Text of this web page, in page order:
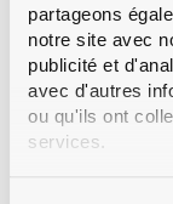
partageons
notre site avec
publicité et
avec d'autres
ou qu'ils ont
services.